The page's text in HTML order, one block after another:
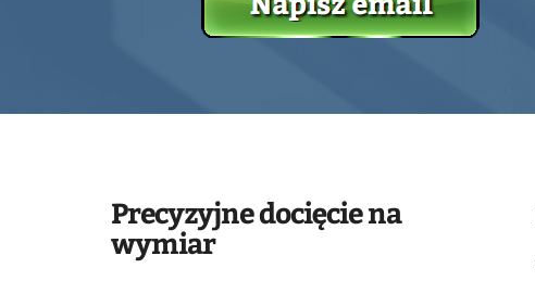
Precyzyjne docięcie na
wymiar